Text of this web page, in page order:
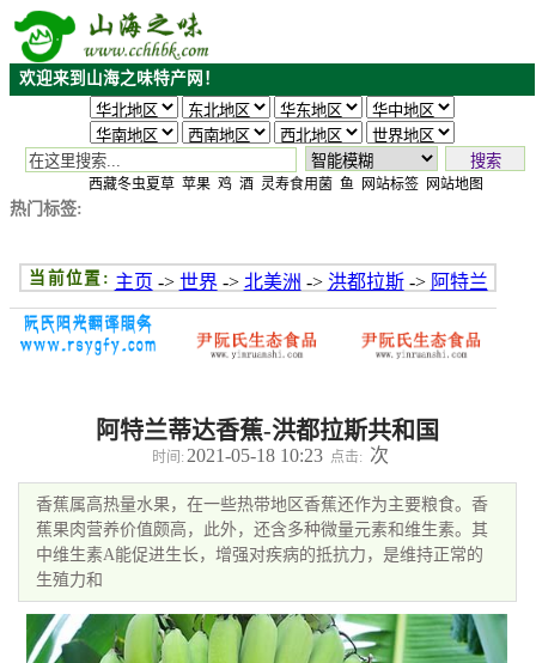
欢迎来到山海之味特产网！
搜索
热门标签:
西藏冬虫夏草 苹果 鸡 酒 灵寿食用菌 鱼 网站标签 网站地图
当前位置: 主页 -> 世界 -> 北美洲 -> 洪都拉斯-> 阿特兰
蒂达->
阿特兰蒂达香蕉-洪都拉斯共和国
时间: 2021-05-18 10:23 点击: 次
香蕉属高热量水果，在一些热带地区香蕉还作为主要粮食。香
蕉果肉营养价值颇高，此外，还含多种微量元素和维生素。其
中维生素A能促进生长，增强对疾病的抵抗力，是维持正常的
生殖力和